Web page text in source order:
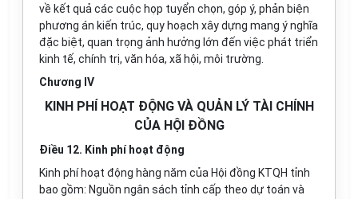
về kết quả các cuộc họp tuyển chọn, góp ý, phản biện
phương án kiến trúc, quy hoạch xây dựng mang ý nghĩa
đặc biệt, quan trọng ảnh hưởng lớn đến việc phát triển
kinh tế, chính trị, văn hóa, xã hội, môi trường.
Chương IV
KINH PHÍ HOẠT ĐỘNG VÀ QUẢN LÝ TÀI CHÍNH
CỦA HỘI ĐỒNG
Điều 12. Kinh phí hoạt động
Kinh phí hoạt động hàng năm của Hội đồng KTQH tỉnh
bao gồm: Nguồn ngân sách tỉnh cấp theo dự toán và